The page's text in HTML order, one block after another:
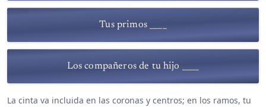
Tus primos ____
Los compañeros de tu hijo ____
La cinta va incluida en las coronas y centros; en los ramos, tu